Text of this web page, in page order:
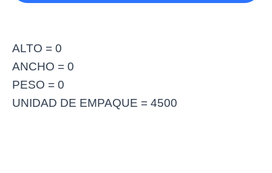
ALTO = 0
ANCHO = 0
PESO = 0
UNIDAD DE EMPAQUE = 4500